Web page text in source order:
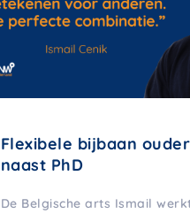
Flexibele bijbaan
naast PhD
De Belgische arts Ismail